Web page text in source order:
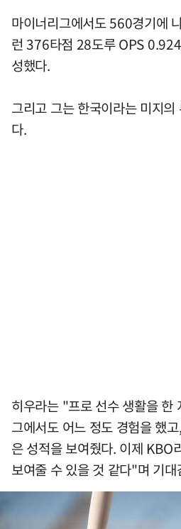
마이너리그에서도 560경기에
런 376타점 28도루 OPS
성했다.
그리고 그는 한국이라는 미지
다.
히우라는 "프로 선수 생활을 한
그에서도 어느 정도 경험을 했
은 성적을 보여줬다. 이제 KBO
보여줄 수 있을 것 같다"며 기